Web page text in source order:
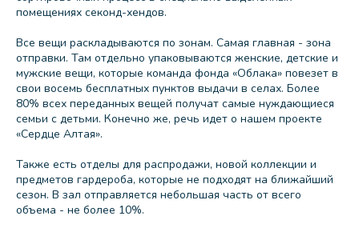
помещениях секонд-хендов.
Все вещи раскладываются по зонам. Самая главная - зона
отправки. Там отдельно упаковываются женские, детские и
мужские вещи, которые команда фонда «Облака» повезет в
свои восемь бесплатных пунктов выдачи в селах. Более
80% всех переданных вещей получат самые нуждающиеся
семьи с детьми. Конечно же, речь идет о нашем проекте
«Сердце Алтая».
Также есть отделы для распродажи, новой коллекции и
предметов гардероба, которые не подходят на ближайший
сезон. В зал отправляется небольшая часть от всего
объема - не более 10%.